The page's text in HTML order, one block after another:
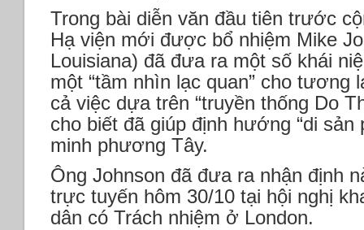
Trong bài diễn văn đầu tiên trước
Hạ viện mới được bổ nhiệm Mike
Louisiana) đã đưa ra một số khái
một “tầm nhìn lạc quan” cho tương
cả việc dựa trên “truyền thống Do
cho biết đã giúp định hướng “di
minh phương Tây.
Ông Johnson đã đưa ra nhận định
trực tuyến hôm 30/10 tại hội nghị
dân có Trách nhiệm ở London.